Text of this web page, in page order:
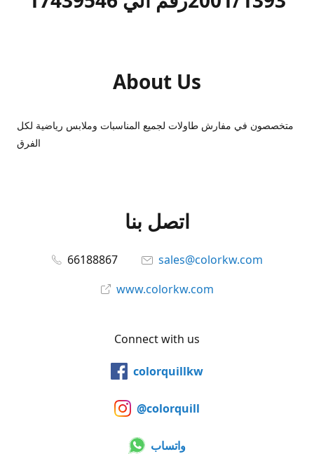
About Us
متخصصون في مفارش طاولات لجميع المناسبات وملابس رياضية لكل
الفرق
اتصل بنا
66188867
sales@colorkw.com
www.colorkw.com
Connect with us
colorquillkw
@colorquill
واتساب